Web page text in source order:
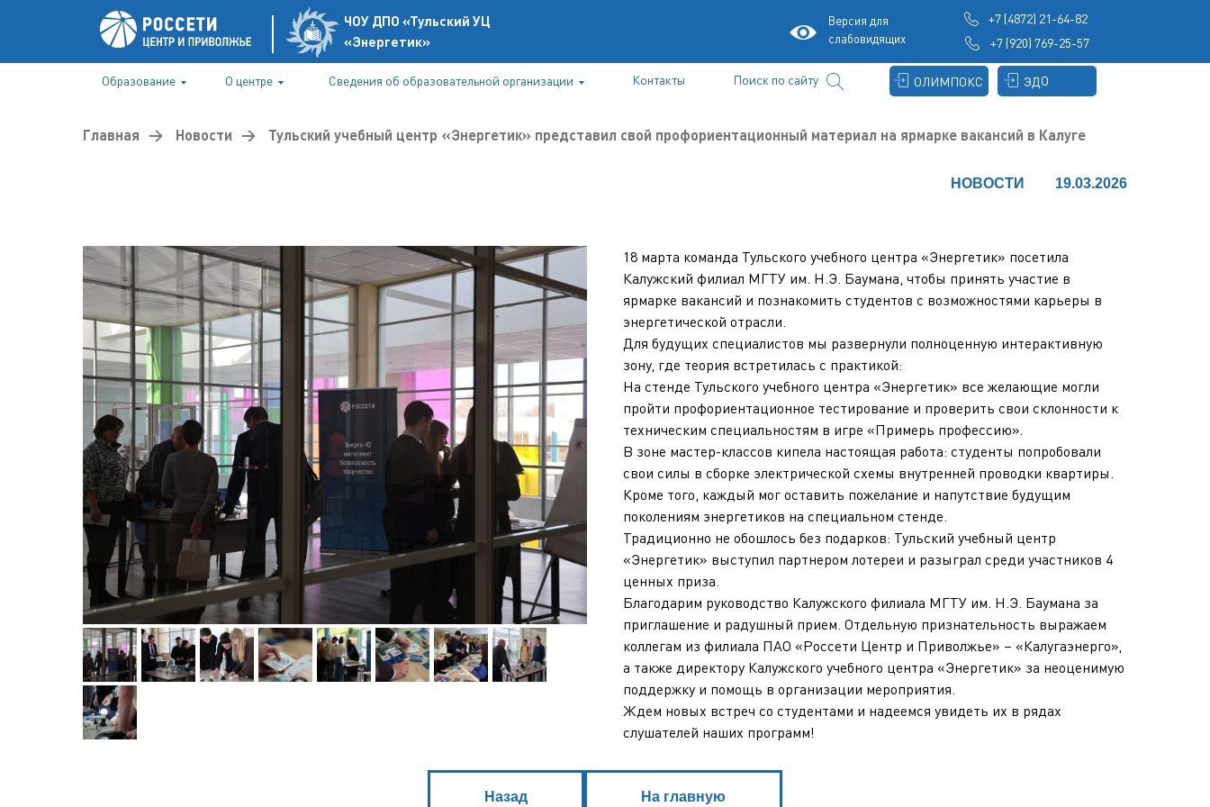
+7 (920) 769-25-57
Версия для
слабовидящих
+7 (4872) 21-64-82
ЧОУ ДПО «Тульский УЦ
«Энергетик»
Контакты
Образование О центре Сведения об образовательной организации ОЛИМПОКС ЭДО
Поиск по сайту
Главная → Новости → Тульский учебный центр «Энергетик» представил свой профориентационный материал на ярмарке вакансий в Калуге
НОВОСТИ 19.03.2026
18 марта команда Тульского учебного центра «Энергетик» посетила
Калужский филиал МГТУ им. Н.Э. Баумана, чтобы принять участие в
ярмарке вакансий и познакомить студентов с возможностями карьеры в
энергетической отрасли.
Для будущих специалистов мы развернули полноценную интерактивную
зону, где теория встретилась с практикой:
На стенде Тульского учебного центра «Энергетик» все желающие могли
пройти профориентационное тестирование и проверить свои склонности к
техническим специальностям в игре «Примерь профессию».
В зоне мастер-классов кипела настоящая работа: студенты попробовали
свои силы в сборке электрической схемы внутренней проводки квартиры.
Кроме того, каждый мог оставить пожелание и напутствие будущим
поколениям энергетиков на специальном стенде.
Традиционно не обошлось без подарков: Тульский учебный центр
«Энергетик» выступил партнером лотереи и разыграл среди участников 4
ценных приза.
Благодарим руководство Калужского филиала МГТУ им. Н.Э. Баумана за
приглашение и радушный прием. Отдельную признательность выражаем
коллегам из филиала ПАО «Россети Центр и Приволжье» – «Калугаэнерго»,
а также директору Калужского учебного центра «Энергетик» за неоценимую
поддержку и помощь в организации мероприятия.
Ждем новых встреч со студентами и надеемся увидеть их в рядах
слушателей наших программ!
Назад На главную